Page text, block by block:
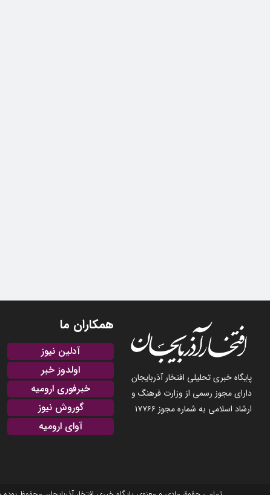
پایگاه خبری تحلیلی افتخار آذربایجان
دارای مجوز رسمی از وزارت فرهنگ و
ارشاد اسلامی به شماره مجوز ۱۷۷۶۶
همکاران ما
آدلین نیوز
اولدوز خبر
خبرفوری ارومیه
گوروش نیوز
آوای ارومیه